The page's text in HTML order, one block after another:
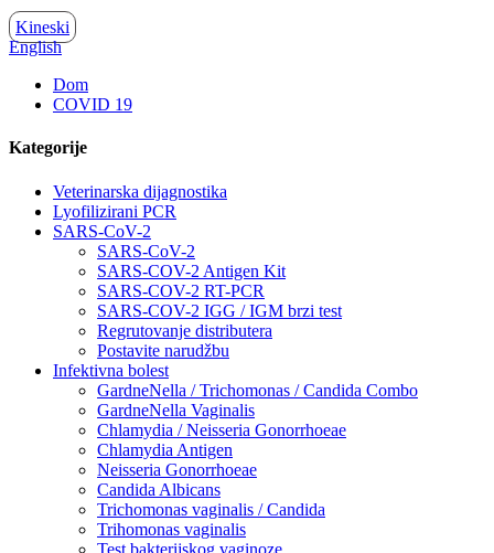
Kineski
English
Dom
COVID 19
Kategorije
Veterinarska dijagnostika
Lyofilizirani PCR
SARS-CoV-2
SARS-CoV-2
SARS-COV-2 Antigen Kit
SARS-COV-2 RT-PCR
SARS-COV-2 IGG / IGM brzi test
Regrutovanje distributera
Postavite narudžbu
Infektivna bolest
GardneNella / Trichomonas / Candida Combo
GardneNella Vaginalis
Chlamydia / Neisseria Gonorrhoeae
Chlamydia Antigen
Neisseria Gonorrhoeae
Candida Albicans
Trichomonas vaginalis / Candida
Trihomonas vaginalis
Test bakterijskog vaginoze